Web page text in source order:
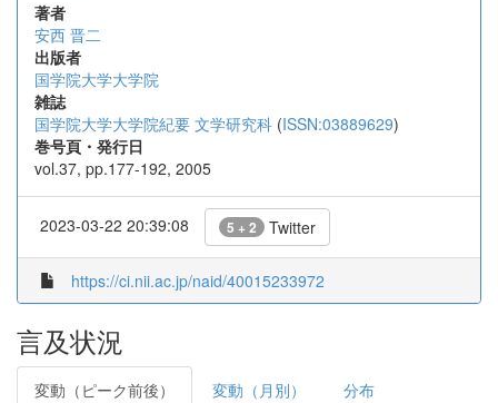
著者
安西 晋二
出版者
国学院大学大学院
雑誌
国学院大学大学院紀要 文学研究科 (ISSN:03889629)
巻号頁・発行日
vol.37, pp.177-192, 2005
2023-03-22 20:39:08 5 + 2 Twitter
https://ci.nii.ac.jp/naid/40015233972
言及状況
変動（ピーク前後） 変動（月別） 分布